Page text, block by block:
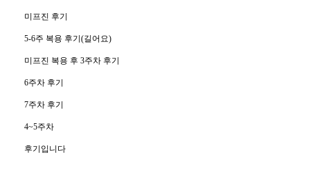
미프진 후기
5-6주 복용 후기(길어요)
미프진 복용 후 3주차 후기
6주차 후기
7주차 후기
4~5주차
후기입니다